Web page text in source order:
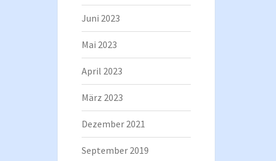
Juni 2023
Mai 2023
April 2023
März 2023
Dezember 2021
September 2019